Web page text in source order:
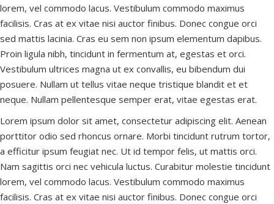
lorem, vel commodo lacus. Vestibulum commodo maximus
facilisis. Cras at ex vitae nisi auctor finibus. Donec congue orci
sed mattis lacinia. Cras eu sem non ipsum elementum dapibus.
Proin ligula nibh, tincidunt in fermentum at, egestas et orci.
Vestibulum ultrices magna ut ex convallis, eu bibendum dui
posuere. Nullam ut tellus vitae neque tristique blandit et et
neque. Nullam pellentesque semper erat, vitae egestas erat.
Lorem ipsum dolor sit amet, consectetur adipiscing elit. Aenean
porttitor odio sed rhoncus ornare. Morbi tincidunt rutrum tortor,
a efficitur ipsum feugiat nec. Ut id tempor felis, ut mattis orci.
Nam sagittis orci nec vehicula luctus. Curabitur molestie tincidunt
lorem, vel commodo lacus. Vestibulum commodo maximus
facilisis. Cras at ex vitae nisi auctor finibus. Donec congue orci